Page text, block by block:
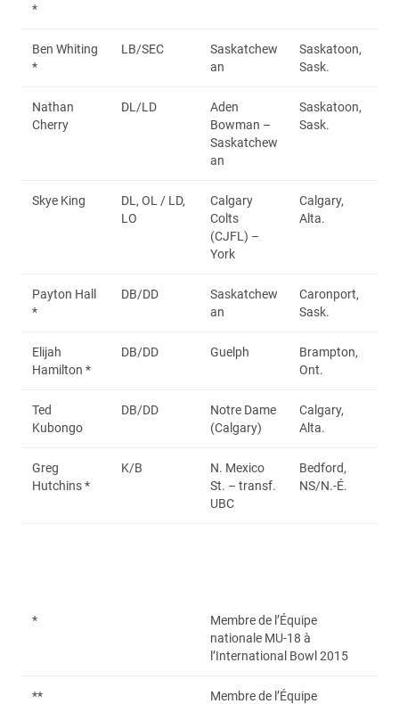
*
Ben Whiting
*
LB/SEC
Saskatchew
an
Saskatoon,
Sask.
Nathan
Cherry
DL/LD
Aden
Bowman –
Saskatchew
an
Saskatoon,
Sask.
Skye King
DL, OL / LD,
LO
Calgary
Colts
(CJFL) –
York
Calgary,
Alta.
Payton Hall
*
DB/DD
Saskatchew
an
Caronport,
Sask.
Elijah
Hamilton *
DB/DD Guelph
Brampton,
Ont.
Ted
Kubongo
DB/DD
Notre Dame
(Calgary)
Calgary,
Alta.
Greg
Hutchins *
K/B
N. Mexico
St. – transf.
UBC
Bedford,
NS/N.-É.
*
Membre de l’Équipe
nationale MU-18 à
l’International Bowl 2015
**
Membre de l’Équipe